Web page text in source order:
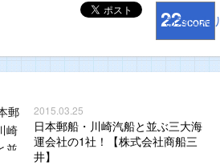
お気に入り
22SCORE
2015.03.25
日本郵船・川崎汽船と並ぶ三大海
運会社の1社！【株式会社商船三
井】